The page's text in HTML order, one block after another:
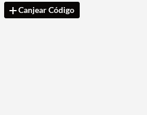
Canjear Código